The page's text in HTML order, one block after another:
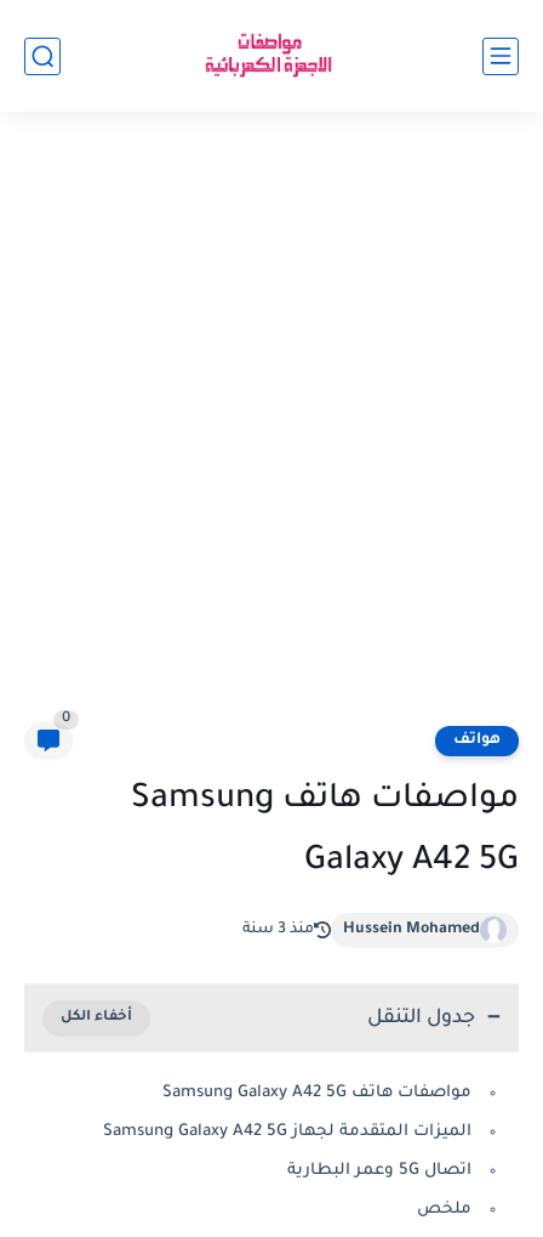
هواتف
0
مواصفات هاتف Samsung
Galaxy A42 5G
Hussein Mohamed منذ 3 سنة
جدول التنقل
مواصفات هاتف Samsung Galaxy A42 5G
الميزات المتقدمة لجهاز Samsung Galaxy A42 5G
اتصال 5G وعمر البطارية
ملخص